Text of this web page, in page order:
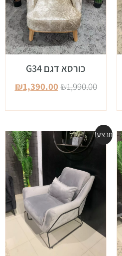
כורסא דגם G34
₪1,990.00
₪1,390.00
מבצע!